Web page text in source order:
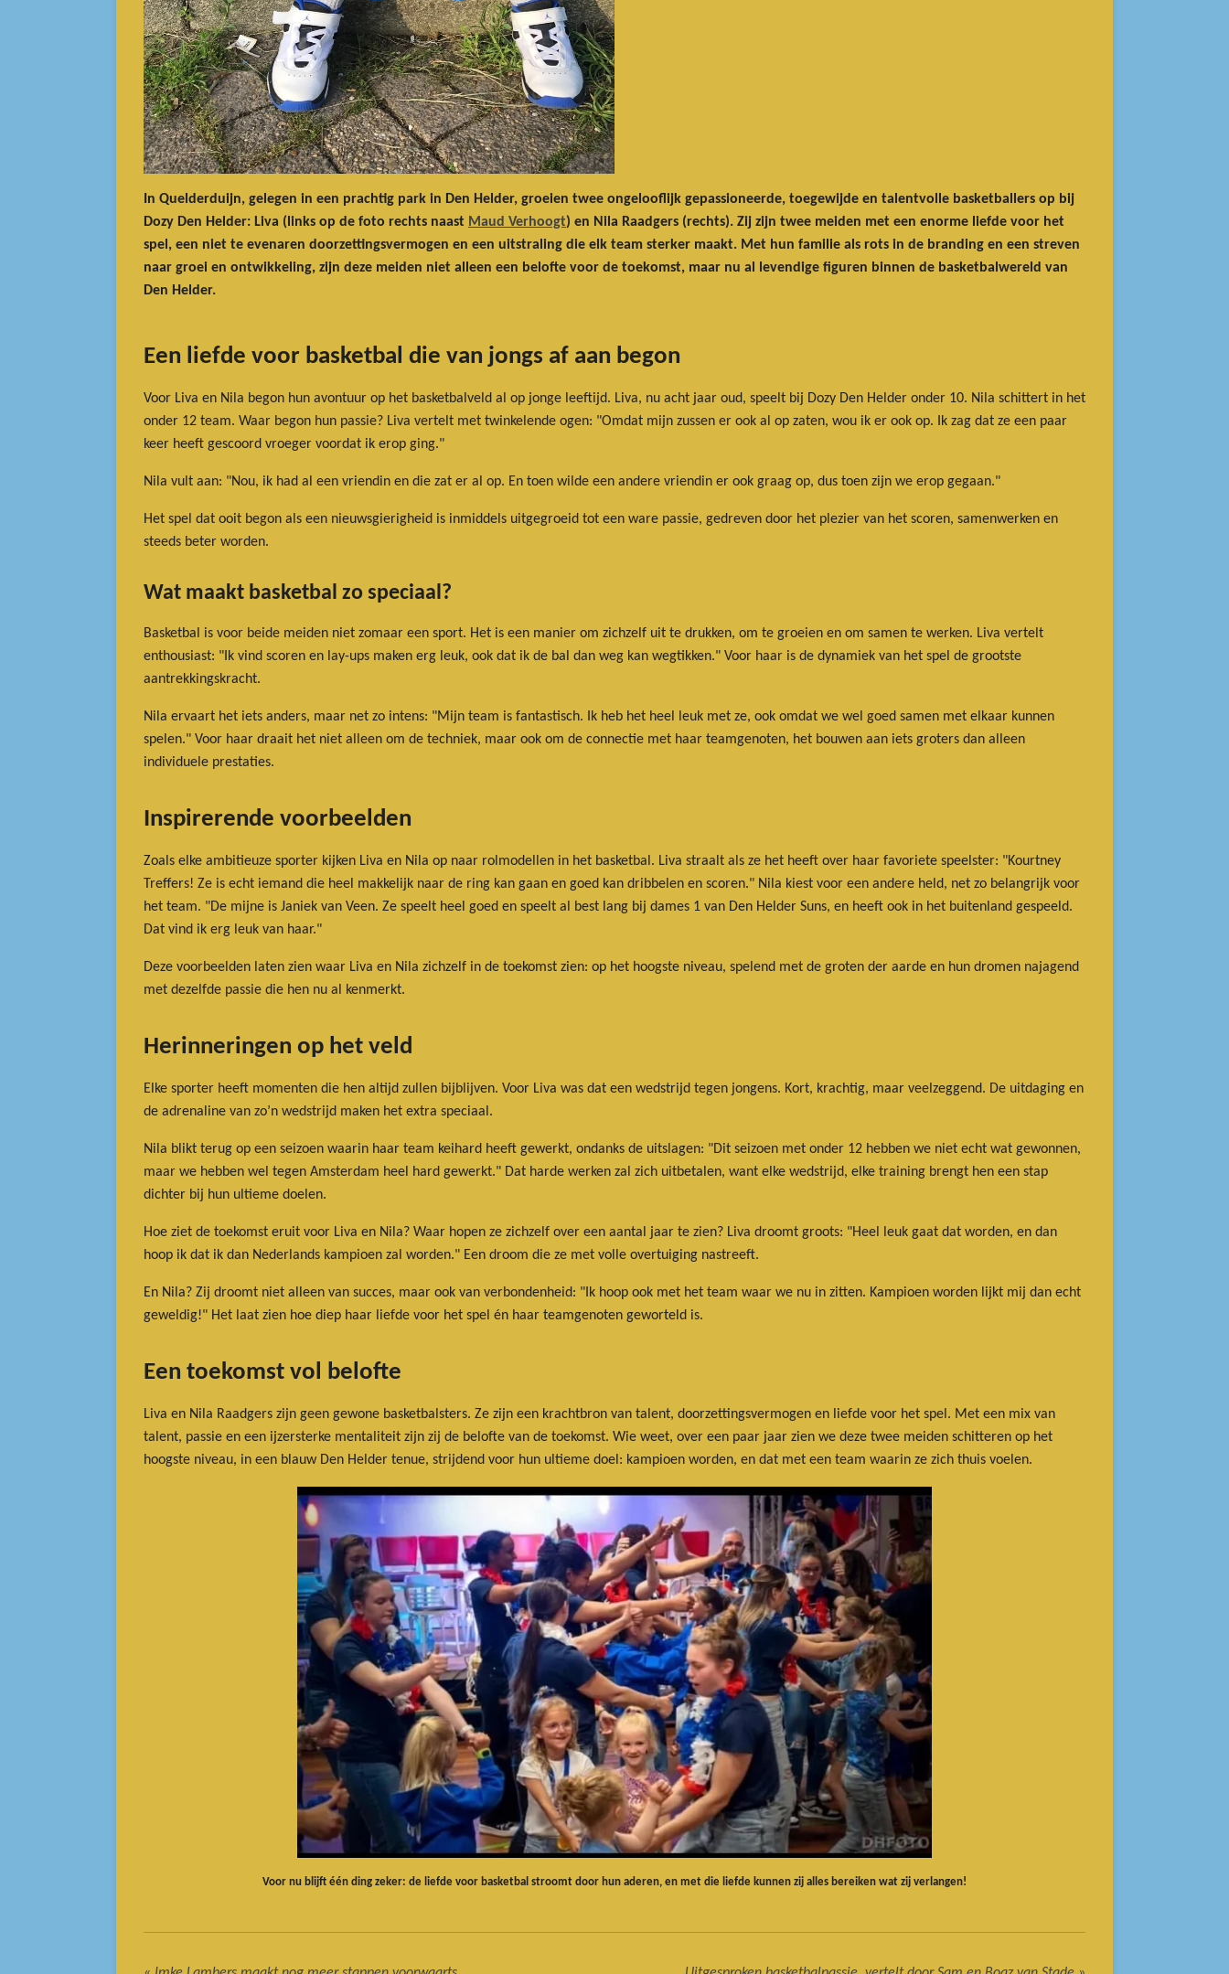
In Quelderduijn, gelegen in een prachtig park in Den Helder, groeien twee ongelooflijk gepassioneerde, toegewijde en talentvolle basketballers op bij
Dozy Den Helder: Liva (links op de foto rechts naast Maud Verhoogt) en Nila Raadgers (rechts). Zij zijn twee meiden met een enorme liefde voor het
spel, een niet te evenaren doorzettingsvermogen en een uitstraling die elk team sterker maakt. Met hun familie als rots in de branding en een streven
naar groei en ontwikkeling, zijn deze meiden niet alleen een belofte voor de toekomst, maar nu al levendige figuren binnen de basketbalwereld van
Den Helder.
Een liefde voor basketbal die van jongs af aan begon
Voor Liva en Nila begon hun avontuur op het basketbalveld al op jonge leeftijd. Liva, nu acht jaar oud, speelt bij Dozy Den Helder onder 10. Nila schittert in het
onder 12 team. Waar begon hun passie? Liva vertelt met twinkelende ogen: "Omdat mijn zussen er ook al op zaten, wou ik er ook op. Ik zag dat ze een paar
keer heeft gescoord vroeger voordat ik erop ging."
Nila vult aan: "Nou, ik had al een vriendin en die zat er al op. En toen wilde een andere vriendin er ook graag op, dus toen zijn we erop gegaan."
Het spel dat ooit begon als een nieuwsgierigheid is inmiddels uitgegroeid tot een ware passie, gedreven door het plezier van het scoren, samenwerken en
steeds beter worden.
Wat maakt basketbal zo speciaal?
Basketbal is voor beide meiden niet zomaar een sport. Het is een manier om zichzelf uit te drukken, om te groeien en om samen te werken. Liva vertelt
enthousiast: "Ik vind scoren en lay-ups maken erg leuk, ook dat ik de bal dan weg kan wegtikken." Voor haar is de dynamiek van het spel de grootste
aantrekkingskracht.
Nila ervaart het iets anders, maar net zo intens: "Mijn team is fantastisch. Ik heb het heel leuk met ze, ook omdat we wel goed samen met elkaar kunnen
spelen." Voor haar draait het niet alleen om de techniek, maar ook om de connectie met haar teamgenoten, het bouwen aan iets groters dan alleen
individuele prestaties.
Inspirerende voorbeelden
Zoals elke ambitieuze sporter kijken Liva en Nila op naar rolmodellen in het basketbal. Liva straalt als ze het heeft over haar favoriete speelster: "Kourtney
Treffers! Ze is echt iemand die heel makkelijk naar de ring kan gaan en goed kan dribbelen en scoren." Nila kiest voor een andere held, net zo belangrijk voor
het team. "De mijne is Janiek van Veen. Ze speelt heel goed en speelt al best lang bij dames 1 van Den Helder Suns, en heeft ook in het buitenland gespeeld.
Dat vind ik erg leuk van haar."
Deze voorbeelden laten zien waar Liva en Nila zichzelf in de toekomst zien: op het hoogste niveau, spelend met de groten der aarde en hun dromen najagend
met dezelfde passie die hen nu al kenmerkt.
Herinneringen op het veld
Elke sporter heeft momenten die hen altijd zullen bijblijven. Voor Liva was dat een wedstrijd tegen jongens. Kort, krachtig, maar veelzeggend. De uitdaging en
de adrenaline van zo’n wedstrijd maken het extra speciaal.
Nila blikt terug op een seizoen waarin haar team keihard heeft gewerkt, ondanks de uitslagen: "Dit seizoen met onder 12 hebben we niet echt wat gewonnen,
maar we hebben wel tegen Amsterdam heel hard gewerkt." Dat harde werken zal zich uitbetalen, want elke wedstrijd, elke training brengt hen een stap
dichter bij hun ultieme doelen.
Hoe ziet de toekomst eruit voor Liva en Nila? Waar hopen ze zichzelf over een aantal jaar te zien? Liva droomt groots: "Heel leuk gaat dat worden, en dan
hoop ik dat ik dan Nederlands kampioen zal worden." Een droom die ze met volle overtuiging nastreeft.
En Nila? Zij droomt niet alleen van succes, maar ook van verbondenheid: "Ik hoop ook met het team waar we nu in zitten. Kampioen worden lijkt mij dan echt
geweldig!" Het laat zien hoe diep haar liefde voor het spel én haar teamgenoten geworteld is.
Een toekomst vol belofte
Liva en Nila Raadgers zijn geen gewone basketbalsters. Ze zijn een krachtbron van talent, doorzettingsvermogen en liefde voor het spel. Met een mix van
talent, passie en een ijzersterke mentaliteit zijn zij de belofte van de toekomst. Wie weet, over een paar jaar zien we deze twee meiden schitteren op het
hoogste niveau, in een blauw Den Helder tenue, strijdend voor hun ultieme doel: kampioen worden, en dat met een team waarin ze zich thuis voelen.
Voor nu blijft één ding zeker: de liefde voor basketbal stroomt door hun aderen, en met die liefde kunnen zij alles bereiken wat zij verlangen!